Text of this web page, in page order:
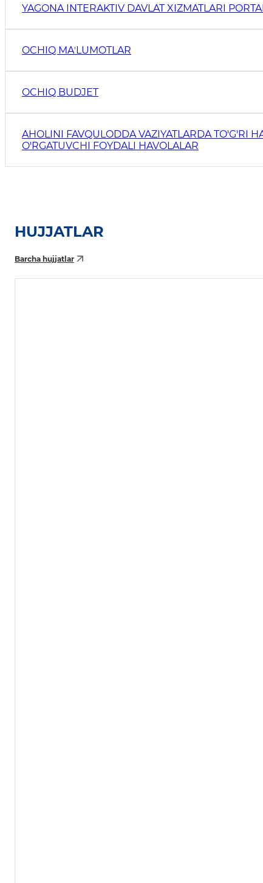
YAGONA INTERAKTIV DAVLAT XIZMATLARI
OCHIQ MAʼLUMOTLAR
OCHIQ BUDJET
AHOLINI FAVQULODDA VAZIYATLARDA TO'G'RI
O'RGATUVCHI FOYDALI HAVOLALAR
HUJJATLAR
Barcha hujjatlar